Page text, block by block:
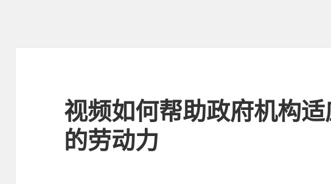
视频如何帮助政府机构
的劳动力